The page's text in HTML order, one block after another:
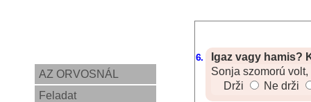
AZ ORVOSNÁL
Feladat
6.
Igaz vagy hamis?
Sonja szomorú
Drži
Ne drži